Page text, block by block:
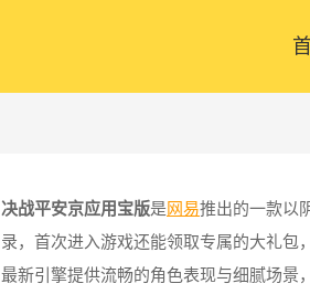
决战平安京应用宝版是网易推出的一款以
录，首次进入游戏还能领取专属的大礼包
最新引擎提供流畅的角色表现与细腻场景